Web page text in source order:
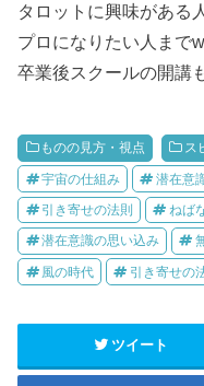
タロットに興味がある
プロになりたい人まで
卒業後スクールの開講
ものの見方・視点 ス
宇宙の仕組み 潜在意
引き寄せの法則 ねば
潜在意識の思い込み
風の時代 引き寄せの
ツイート